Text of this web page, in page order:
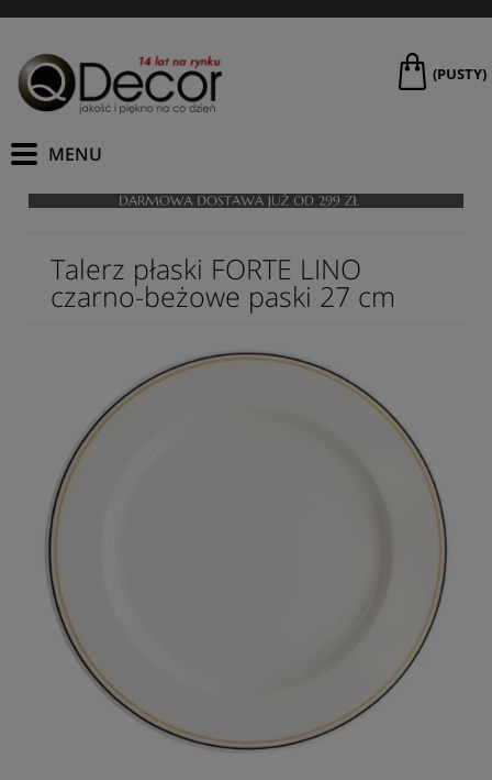
(PUSTY)
Talerz płaski FORTE LINO
czarno-beżowe paski 27 cm